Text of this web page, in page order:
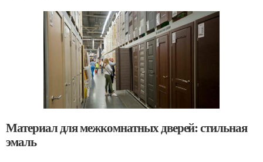
Материал для межкомнатных дверей: стильная
эмаль